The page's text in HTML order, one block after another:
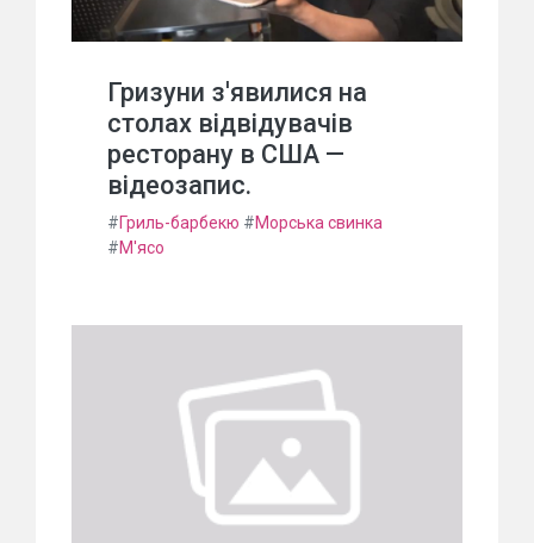
Гризуни з'явилися на
столах відвідувачів
ресторану в США —
відеозапис.
#Гриль-барбекю #Морська свинка
#М'ясо